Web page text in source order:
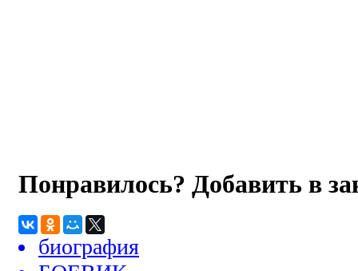
Понравилось? Добавить в
биография